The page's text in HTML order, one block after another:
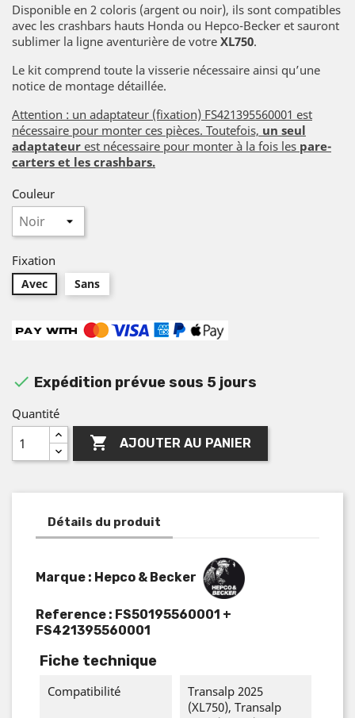
Disponible en 2 coloris (argent ou noir), ils sont compatibles
avec les crashbars hauts Honda ou Hepco-Becker et sauront
sublimer la ligne aventurière de votre XL750.
Le kit comprend toute la visserie nécessaire ainsi qu’une
notice de montage détaillée.
Attention : un adaptateur (fixation) FS421395560001 est
nécessaire pour monter ces pièces. Toutefois, un seul
adaptateur est nécessaire pour monter à la fois les pare-
carters et les crashbars.
Couleur
Fixation
Avec Sans
 Expédition prévue sous 5 jours
Quantité
 AJOUTER AU PANIER
Détails du produit
Marque : Hepco & Becker
Reference : FS50195560001 +
FS421395560001
Fiche technique
Compatibilité
Transalp 2025
(XL750), Transalp